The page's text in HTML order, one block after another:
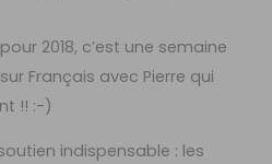
2018, c’est une semaine
Français avec Pierre qui
!! :-)
indispensable : les